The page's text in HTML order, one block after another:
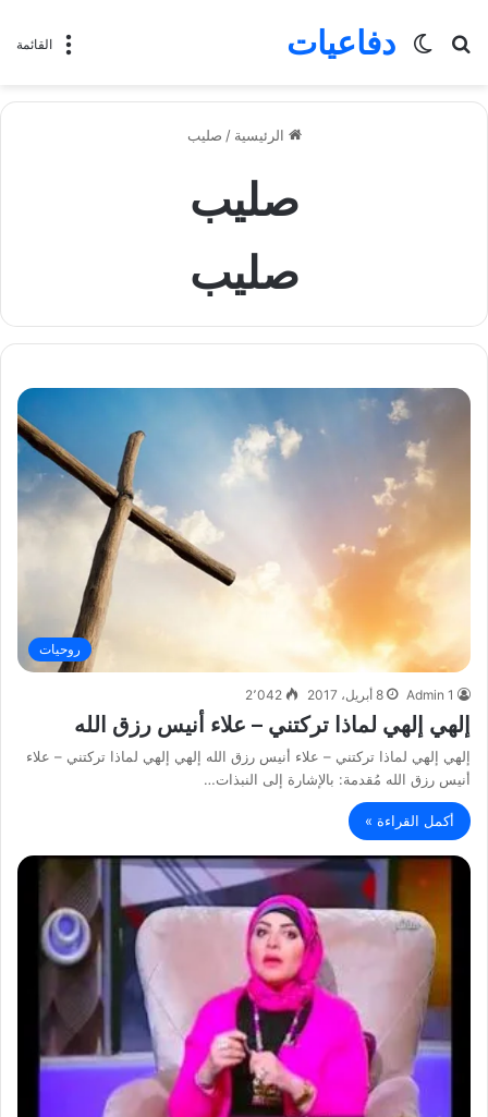
القائمة دفاعيات
بحث
الوضع
الرئيسية / صليب
صليب
صليب
روحيات
Admin 1 8 أبريل، 2017 2٬042
إلهي إلهي لماذا تركتني – علاء أنيس رزق الله
إلهي إلهي لماذا تركتني – علاء أنيس رزق الله إلهي إلهي لماذا تركتني – علاء
أنيس رزق الله مُقدمة: بالإشارة إلى النبذات…
أكمل القراءة »